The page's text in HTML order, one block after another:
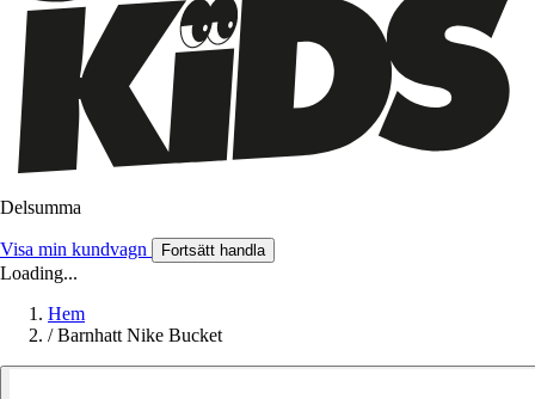
Delsumma
Visa min kundvagn Fortsätt handla
Loading...
Hem
/ Barnhatt Nike Bucket